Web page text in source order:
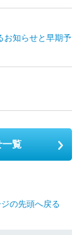
お知らせと早期予
一覧
の先頭へ戻る